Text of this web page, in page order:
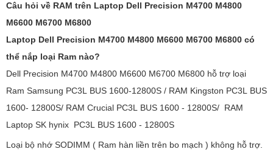
Câu hỏi về RAM trên Laptop Dell Precision M4700 M4800
M6600 M6700 M6800
Laptop Dell Precision M4700 M4800 M6600 M6700 M6800 có
thể nắp loại Ram nào?
Dell Precision M4700 M4800 M6600 M6700 M6800 hỗ trợ loại
Ram Samsung PC3L BUS 1600-12800S / RAM Kingston PC3L BUS
1600- 12800S/ RAM Crucial PC3L BUS 1600 - 12800S/ RAM
Laptop SK hynix PC3L BUS 1600 - 12800S
Loại bộ nhớ SODIMM ( Ram hàn liền trên bo mạch ) không hỗ trợ.